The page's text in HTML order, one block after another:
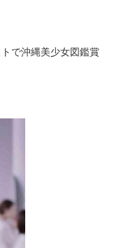
で沖縄美少女図鑑賞